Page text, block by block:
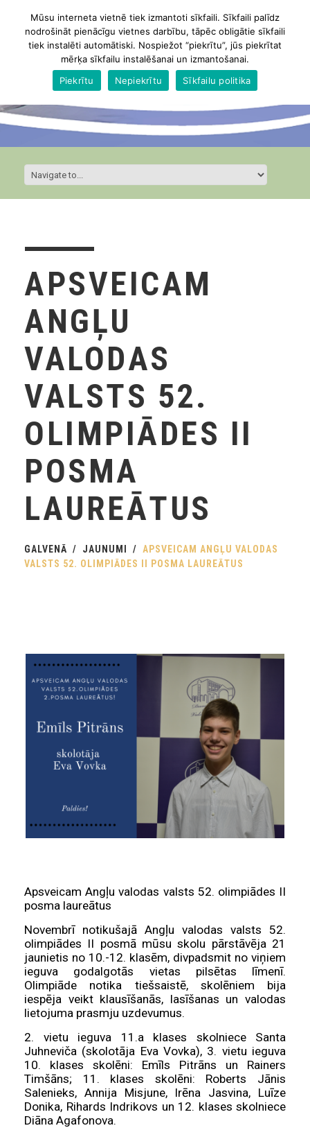
APSVEICAM
ANGĻU
VALODAS
VALSTS 52.
OLIMPIĀDES II
POSMA
LAUREĀTUS
GALVENĀ JAUNUMI
APSVEICAM ANGĻU VALODAS
VALSTS 52. OLIMPIĀDES II POSMA LAUREĀTUS
Apsveicam Angļu valodas valsts 52. olimpiādes II
posma laureātus
Novembrī notikušajā Angļu valodas valsts 52.
olimpiādes II posmā mūsu skolu pārstāvēja 21
jaunietis no 10.-12. klasēm, divpadsmit no viņiem
ieguva godalgotās vietas pilsētas līmenī.
Olimpiāde notika tiešsaistē, skolēniem bija
iespēja veikt klausīšanās, lasīšanas un valodas
lietojuma prasmju uzdevumus.
2. vietu ieguva 11.a klases skolniece Santa
Juhneviča (skolotāja Eva Vovka), 3. vietu ieguva
10. klases skolēni: Emīls Pitrāns un Rainers
Timšāns; 11. klases skolēni: Roberts Jānis
Salenieks, Annija Misjune, Irēna Jasvina, Luīze
Donika, Rihards Indrikovs un 12. klases skolniece
Diāna Agafonova.
Mūsu interneta vietnē tiek izmantoti sīkfaili. Sīkfaili palīdz
nodrošināt pienācīgu vietnes darbību, tāpēc obligātie sīkfaili
tiek instalēti automātiski. Nospiežot “piekrītu”, jūs piekrītat
mērķa sīkfailu instalēšanai un izmantošanai.
Piekrītu
Nepiekrītu Sīkfailu politika